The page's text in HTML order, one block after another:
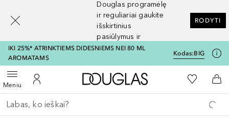
Douglas programėlę
ir reguliariai gaukite
išskirtinius
pasiūlymus ir
nuolaidas
RODYTI
IKI 25%* ATRINKTIEMS DIDESNIEMS NEI 80 ML
AROMATAMS
Kodas:BIG
MeniuAtidaryti meniuĮ mano paskyrą
Į Douglas pagrindinį
Į mano
Į
Grįžk atgal
Vykdykite paiešką
[navigation.slideout.screenreader]